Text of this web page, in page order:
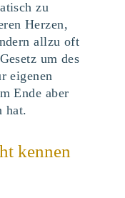
zu
Herzen,
allzu oft
um des
eigenen
Ende aber
hat.
kennen